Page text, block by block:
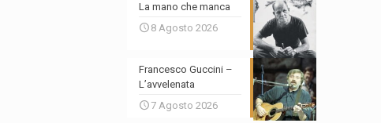
La mano che manca
8 Agosto 2026
Francesco Guccini –
L’avvelenata
7 Agosto 2026